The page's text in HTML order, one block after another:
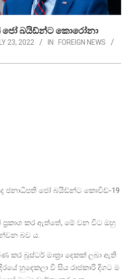
ජෝ බයිඩ්න්ට කොරෝනා
23, 2022 IN: FOREIGN NEWS
ජනාධිපති ජෝ බයිඩ්න්ට කොවිඩ්-19
කර ඇත්තේ, මේ වන විට ඔහු
බව ය.
බූස්ටර් මාත්‍රා දෙකක් ලබා ඇති
හුදෙකලා වී සිය රාජකාරි දිගට ම